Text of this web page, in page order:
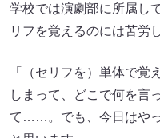
学校では演劇部に所属し
リフを覚えるのには苦労
「（セリフを）単体で覚
しまって、どこで何を言
て……。でも、今日はや